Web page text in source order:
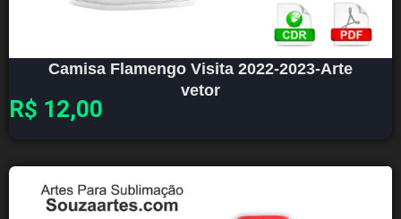
Camisa Flamengo Visita 2022-2023-Arte
vetor
R$ 12,00